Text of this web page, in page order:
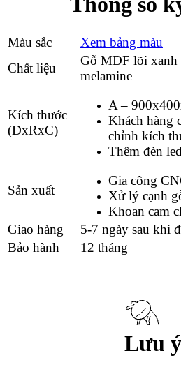
Màu sắc
Xem bảng màu
Chất liệu
Gỗ MDF lõi xanh
melamine
Kích thước
(DxRxC)
A –
Khách hàng
chỉnh kích
Thêm đèn
Sản xuất
Gia công
Xử lý cạnh
Khoan cam
Giao hàng
5-7 ngày sau khi
Bảo hành
12 tháng
Lưu